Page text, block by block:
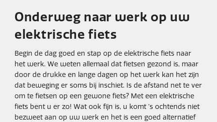
Onderweg naar werk op uw
elektrische fiets
Begin de dag goed en stap op de elektrische fiets naar
het werk. We weten allemaal dat fietsen gezond is, maar
door de drukke en lange dagen op het werk kan het zijn
dat beweging er soms bij inschiet. Is de afstand net te ver
om te fietsen op een gewone fiets? Met een elektrische
fiets bent u er zo! Wat ook fijn is, u komt ’s ochtends niet
bezweet aan op uw werk en het is een goed alternatief